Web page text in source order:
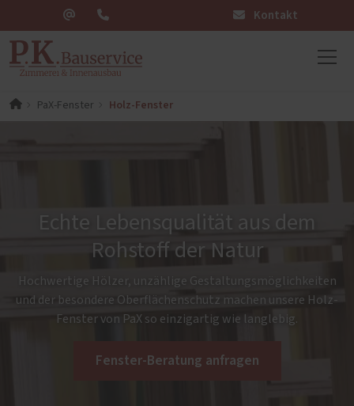
Kontakt
PaX-Fenster Holz-Fenster
Echte Lebensqualität aus dem
Rohstoff der Natur
Hochwertige Hölzer, unzählige Gestaltungsmöglichkeiten
und der besondere Oberflächenschutz machen unsere Holz-
Fenster von PaX so einzigartig wie langlebig.
Fenster-Beratung anfragen